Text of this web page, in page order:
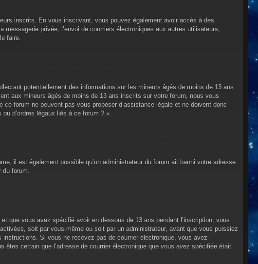
inscrits. En vous inscrivant, vous pouvez également avoir accès à des
privée, l’envoi de courriers électroniques aux autres utilisateurs,
faire.
potentiellement des informations sur les mineurs âgés de moins de 13 ans
aux mineurs âgés de moins de 13 ans inscrits sur votre forum, nous vous
forum ne peuvent pas vous proposer d’assistance légale et ne doivent donc
d’ordres légaux liés à ce forum ? ».
il est également possible qu’un administrateur du forum ait banni votre adresse
du forum.
que vous avez spécifié avoir en dessous de 13 ans pendant l’inscription, vous
soit par vous-même ou soit par un administrateur, avant que vous puissiez
Si vous ne recevez pas de courrier électronique, vous avez
certain que l’adresse de courrier électronique que vous avez spécifiée était